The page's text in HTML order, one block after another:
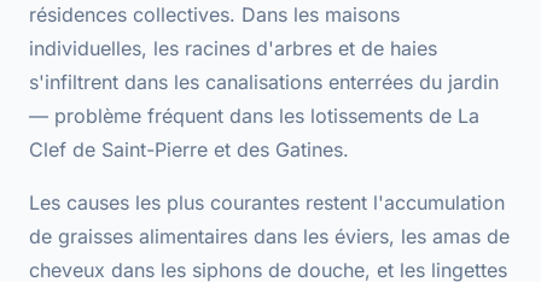
résidences collectives. Dans les maisons
individuelles, les racines d'arbres et de haies
s'infiltrent dans les canalisations enterrées du jardin
— problème fréquent dans les lotissements de La
Clef de Saint-Pierre et des Gatines.
Les causes les plus courantes restent l'accumulation
de graisses alimentaires dans les éviers, les amas de
cheveux dans les siphons de douche, et les lingettes